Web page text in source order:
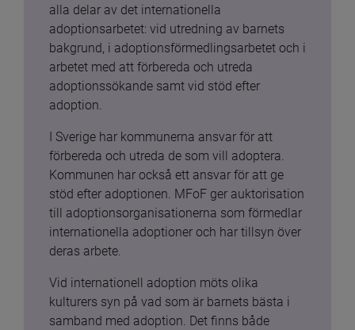
alla delar av det internationella
adoptionsarbetet: vid utredning av barnets
bakgrund, i adoptionsförmedlingsarbetet och i
arbetet med att förbereda och utreda
adoptionssökande samt vid stöd efter
adoption.
I Sverige har kommunerna ansvar för att
förbereda och utreda de som vill adoptera.
Kommunen har också ett ansvar för att ge
stöd efter adoptionen. MFoF ger auktorisation
till adoptionsorganisationerna som förmedlar
internationella adoptioner och har tillsyn över
deras arbete.
Vid internationell adoption möts olika
kulturers syn på vad som är barnets bästa i
samband med adoption. Det finns både